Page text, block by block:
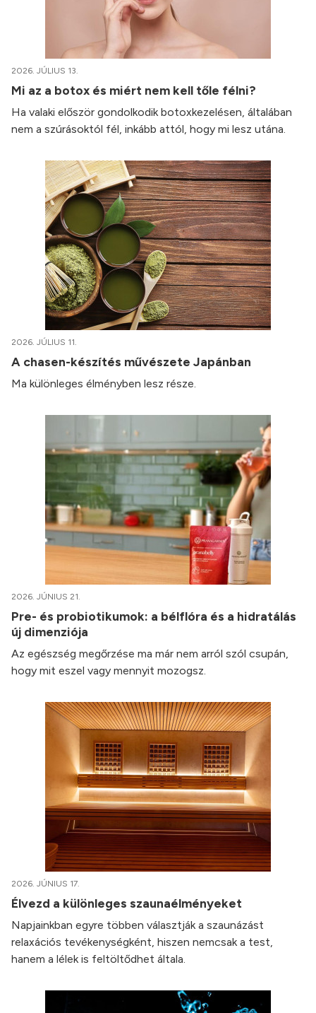
2026. JÚLIUS 13.
Mi az a botox és miért nem kell tőle félni?
Ha valaki először gondolkodik botoxkezelésen, általában
nem a szúrásoktól fél, inkább attól, hogy mi lesz utána.
2026. JÚLIUS 11.
A chasen-készítés művészete Japánban
Ma különleges élményben lesz része.
2026. JÚNIUS 21.
Pre- és probiotikumok: a bélflóra és a hidratálás
új dimenziója
Az egészség megőrzése ma már nem arról szól csupán,
hogy mit eszel vagy mennyit mozogsz.
2026. JÚNIUS 17.
Élvezd a különleges szaunaélményeket
Napjainkban egyre többen választják a szaunázást
relaxációs tevékenységként, hiszen nemcsak a test,
hanem a lélek is feltöltődhet általa.